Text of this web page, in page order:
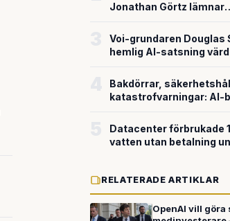
Jonathan Görtz lämnar
miljardvärderingen
Voi-grundaren Douglas
hemlig AI-satsning
Bakdörrar,
katastrofvarningar: AI-
Datacenter förbrukade
vatten utan betalning
RELATERADE ARTIKLAR
OpenAI vill göra